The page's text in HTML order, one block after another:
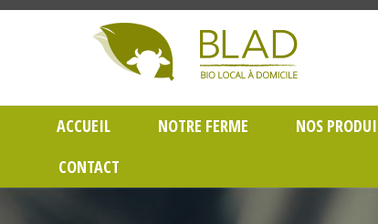
ACCUEIL NOTRE FERME NOS
CONTACT